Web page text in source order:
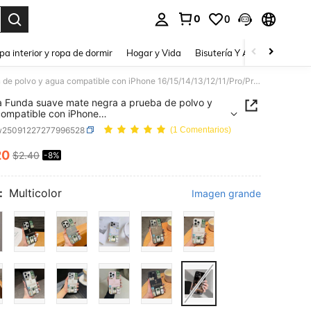
0 0
interior y ropa de dormir Hogar y Vida Bisutería Y Accesorios
1 pieza Funda suave mate negra a prueba de polvo y agua compatible con iPhone 16/15/14/13/12/11/Pro/ProMax/X/XR/XS/XSMAX/7/8/PLUS con estampado de sello de Arabia Saudita, estilo retro minimalista clásico, adecuado como regalo de cumpleaños, vacaciones para amigos, familia, parejas, usted mismo
Funda suave mate negra a prueba de polvo y
con iPhone
13/12/11/Pro/ProMax/X/XR/XS/XSMAX/7/8/PLU
de sello de Arabia Saudita, estilo retro
clásico, adecuado como regalo de
vacaciones para amigos, familia, parejas,
(1 Comentarios)
AND AVAILABILITY
$2.40 -8%
Multicolor Imagen grande